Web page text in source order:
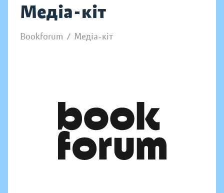
Медіа-кіт
Bookforum / Медіа-кіт